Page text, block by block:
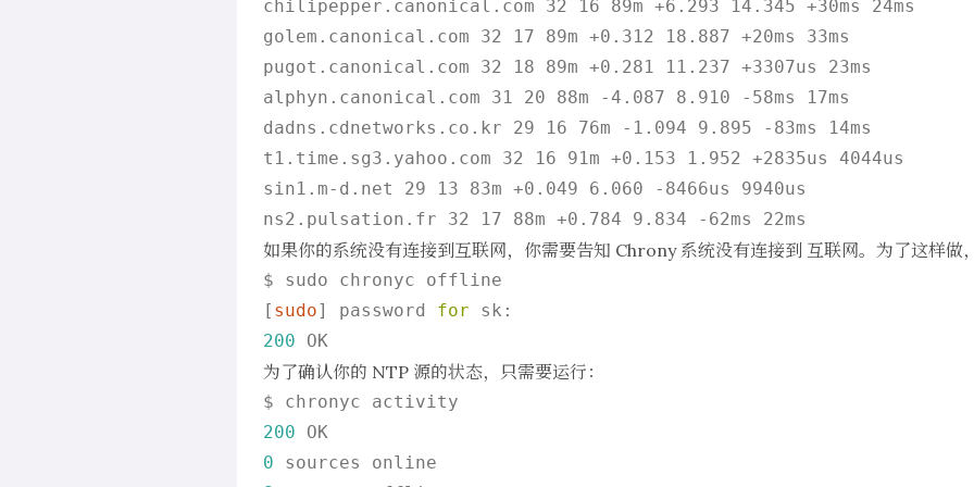
chilipepper.canonical.com 32 16 89m +6.293 14.345 +30ms 24ms
golem.canonical.com 32 17 89m +0.312 18.887 +20ms 33ms
pugot.canonical.com 32 18 89m +0.281 11.237 +3307us 23ms
alphyn.canonical.com 31 20 88m -4.087 8.910 -58ms 17ms
dadns.cdnetworks.co.kr 29 16 76m -1.094 9.895 -83ms 14ms
t1.time.sg3.yahoo.com 32 16 91m +0.153 1.952 +2835us 4044us
sin1.m-d.net 29 13 83m +0.049 6.060 -8466us 9940us
如果你的系统没有连接到互联网，你需要告知 Chrony 系统没有连接到 互联网。为了这样做
$ sudo chronyc offline
[ sudo] password for
200
为了确认你的 NTP 源的状态，只需要运行：
200
0